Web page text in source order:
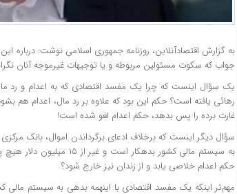
به گزارش اقتصادآنلاین، روزنامه جمهوری اسلامی نوشت:
جواب که سکوت مسئولین مربوطه و یا توجیهات غیرموجه آنان
یک سؤال اینست که چرا یک مفسد اقتصادی که به اعدام و رد
رهائی یافته است؟ حکم این بود که علاوه بر رد مال، اعدام هم
غارت برده را پس بدهد، حکم اعدام لغو شده است!
به سیستم مالی کشور بدهکار
حکم اعدام خلاصی یابد و از زندان نیز خارج شود؟